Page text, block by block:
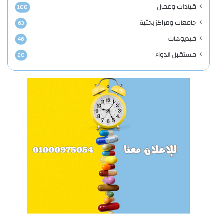
قيادات وعمال 100
جامعات ومراكز بحثية 63
فيديوهات 46
مستقبل الدواء 20